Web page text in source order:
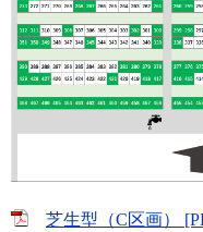
芝生型（C区画）